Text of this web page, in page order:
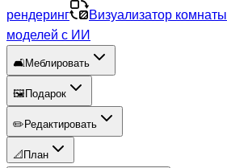
рендеринг
Визуализатор комнаты
моделей с ИИ
🛋️Меблировать
🖼️ Подарок
✏️ Редактировать
📐 План